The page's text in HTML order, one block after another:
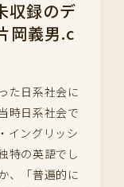
収録のデ
岡義男.c
た日系社会に
時日系社会で
イングリッシ
特の英語でし
、「普遍的に